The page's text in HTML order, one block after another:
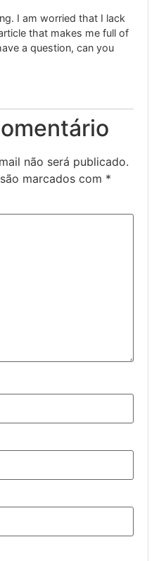
I am worried that I lack
that makes me full of
a question, can you
não será publicado.
marcados com *